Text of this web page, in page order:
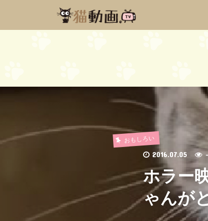
おもしろい
2016.07.05
ホラー
ゃんが